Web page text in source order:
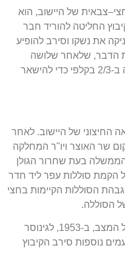
–צבאית של היישוב, הוא
החליטה להוריד חבר
ניקה את נשקו וסירב להופיע
הדבר, שלאחר שלושה
ב-2/3
בקלפי כדי להישאר
החיצוני של היישוב. לאחר
שר האוצר ויו"ר המחלקה
בעת שחרור הגולן
הקמת סוללות עפר ליד חדר
הסוללות הקיימות בחצי
הסוללה.
המצב, ב-1953,
לגינוסר
נוספות סירב הקיבוץ